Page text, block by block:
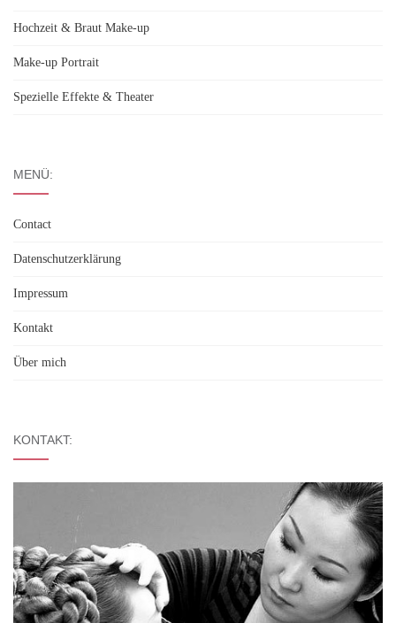
Hochzeit & Braut Make-up
Make-up Portrait
Spezielle Effekte & Theater
MENÜ:
Contact
Datenschutzerklärung
Impressum
Kontakt
Über mich
KONTAKT: